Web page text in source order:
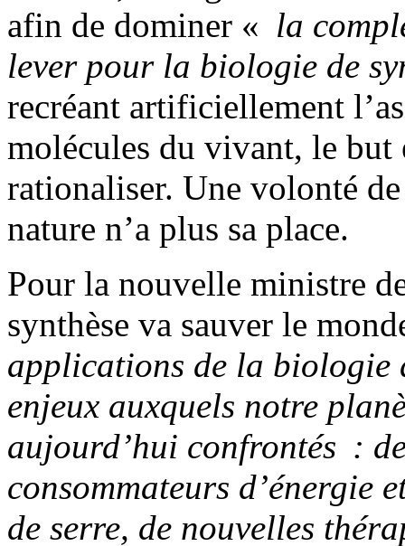
afin de dominer « la
lever pour la biologie de
recréant artificiellement
molécules du vivant, le
rationaliser. Une volonté
nature n’a plus sa place.
Pour la nouvelle ministre
synthèse va sauver le
applications de la biologie
enjeux auxquels notre
aujourd’hui confrontés :
consommateurs d’énergie
de serre, de nouvelles